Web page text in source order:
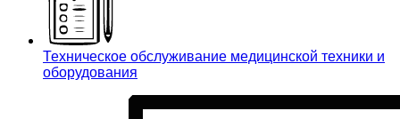
Техническое обслуживание медицинской техники и
оборудования